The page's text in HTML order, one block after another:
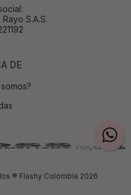
S.A.S.
DE
® Flashy Colombia 2026